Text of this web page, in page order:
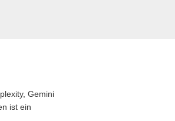
Gemini
ist ein